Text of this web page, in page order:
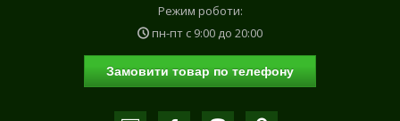
Режим роботи:
пн-пт с 9:00 до 20:00
Замовити товар по телефону